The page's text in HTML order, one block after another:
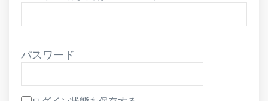
パスワード